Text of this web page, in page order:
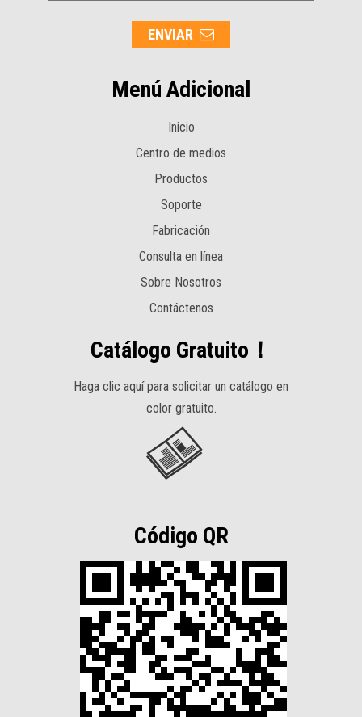
ENVIAR
Menú Adicional
Inicio
Centro de medios
Productos
Soporte
Fabricación
Consulta en línea
Sobre Nosotros
Contáctenos
Catálogo Gratuito！
Haga clic aquí para solicitar un catálogo en
color gratuito.
Código QR